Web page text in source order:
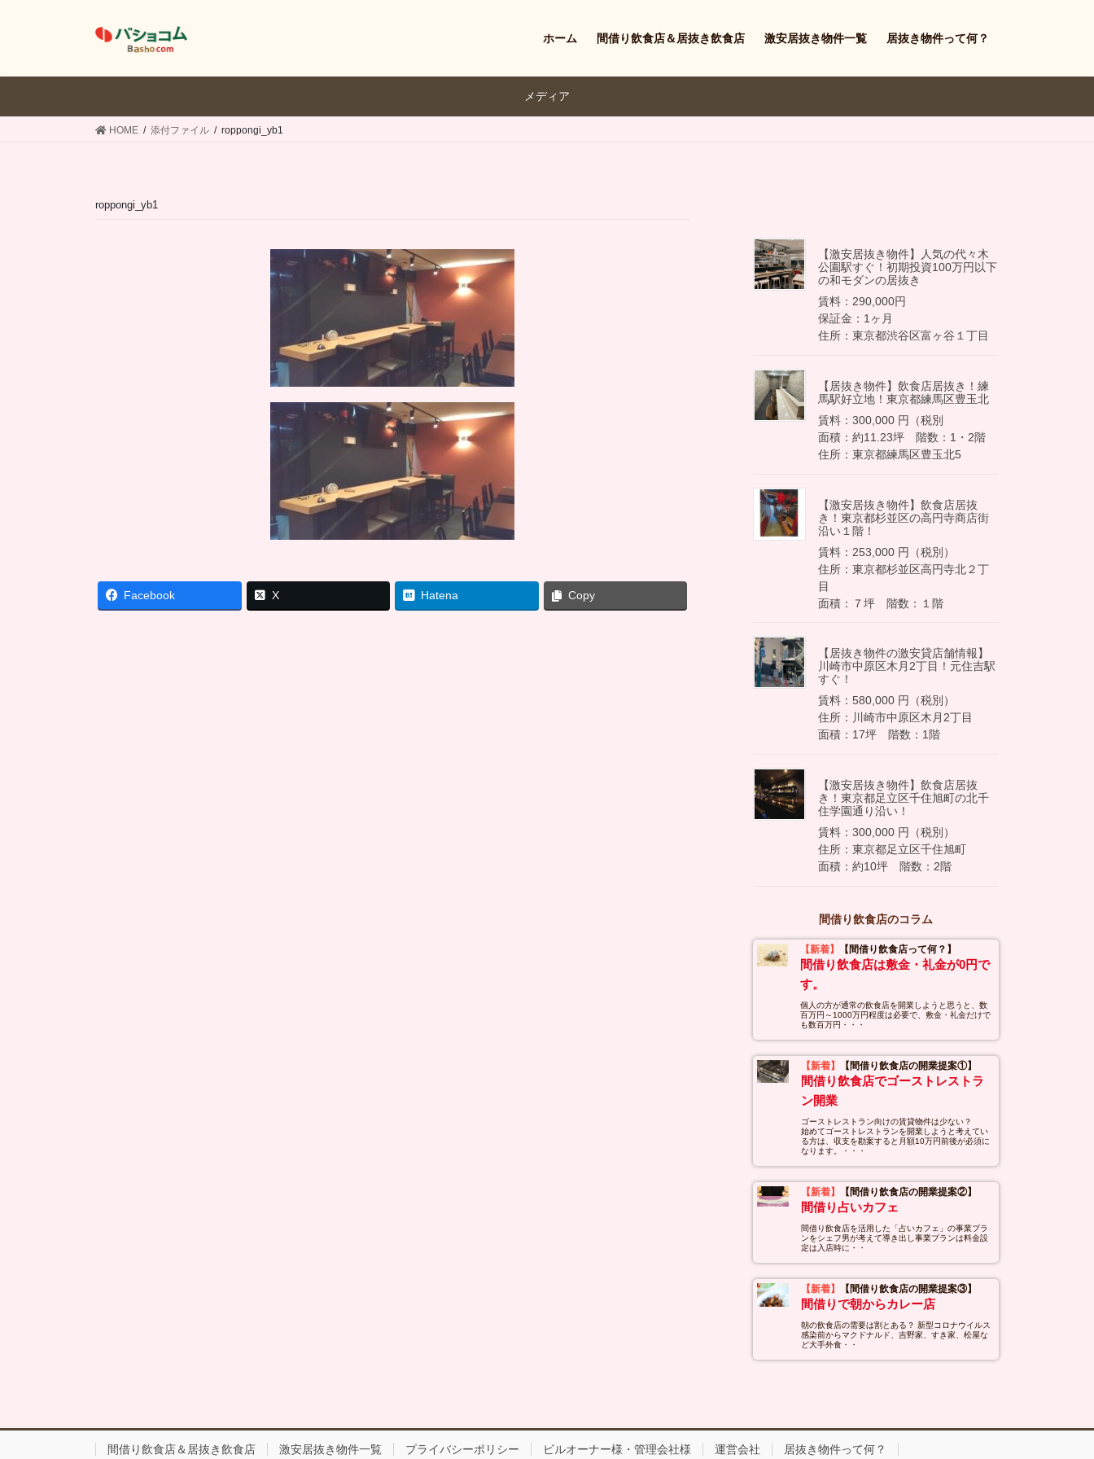
ホーム 間借り飲食店＆居抜き飲食店 激安居抜き物件一覧 居抜き物件って何？
メディア
HOME 添付ファイル roppongi_yb1
roppongi_yb1
Facebook X Hatena Copy
【激安居抜き物件】人気の代々木
公園駅すぐ！初期投資100万円以下
の和モダンの居抜き
賃料：290,000円
保証金：1ヶ月
住所：東京都渋谷区富ヶ谷１丁目
【居抜き物件】飲食店居抜き！練
馬駅好立地！東京都練馬区豊玉北
賃料：300,000 円（税別
面積：約11.23坪 階数：1・2階
住所：東京都練馬区豊玉北5
【激安居抜き物件】飲食店居抜
き！東京都杉並区の高円寺商店街
沿い１階！
賃料：253,000 円（税別）
住所：東京都杉並区高円寺北２丁
目
面積：７坪 階数：１階
【居抜き物件の激安貸店舗情報】
川崎市中原区木月2丁目！元住吉駅
すぐ！
賃料：580,000 円（税別）
住所：川崎市中原区木月2丁目
面積：17坪 階数：1階
【激安居抜き物件】飲食店居抜
き！東京都足立区千住旭町の北千
住学園通り沿い！
賃料：300,000 円（税別）
住所：東京都足立区千住旭町
面積：約10坪 階数：2階
間借り飲食店のコラム
【新着】 【間借り飲食店って何？】
間借り飲食店は敷金・礼金が0円で
す。
個人の方が通常の飲食店を開業しようと思うと、数
百万円～1000万円程度は必要で、敷金・礼金だけで
も数百万円・・・
【新着】 【間借り飲食店の開業提案①】
間借り飲食店でゴーストレストラ
ン開業
ゴーストレストラン向けの賃貸物件は少ない？
始めてゴーストレストランを開業しようと考えてい
る方は、収支を勘案すると月額10万円前後が必須に
なります。・・・
【新着】 【間借り飲食店の開業提案②】
間借り占いカフェ
間借り飲食店を活用した「占いカフェ」の事業プラ
ンをシェフ男が考えて導き出し事業プランは料金設
定は入店時に・・
【新着】 【間借り飲食店の開業提案③】
間借りで朝からカレー店
朝の飲食店の需要は割とある？ 新型コロナウイルス
感染前からマクドナルド、吉野家、すき家、松屋な
ど大手外食・・
間借り飲食店＆居抜き飲食店 激安居抜き物件一覧 プライバシーポリシー ビルオーナー様・管理会社様 運営会社 居抜き物件って何？